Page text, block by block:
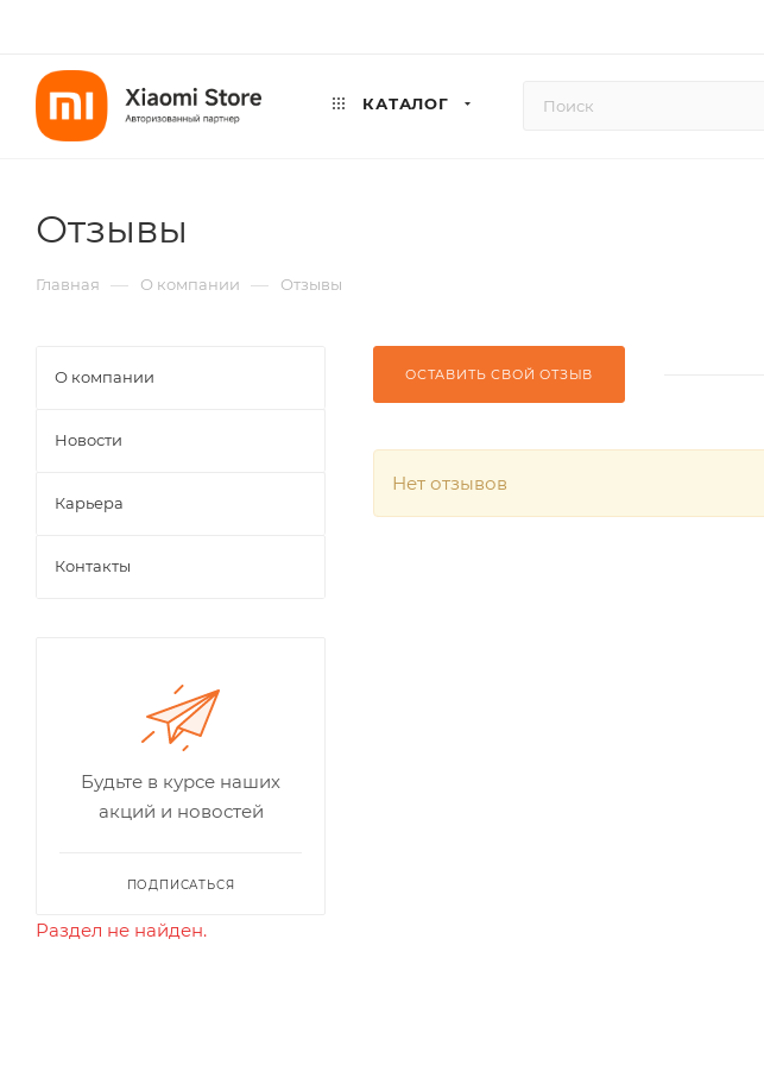
КАТАЛОГ
Отзывы
Главная — О компании — Отзывы
ОСТАВИТЬ СВОЙ ОТЗЫВ
Нет отзывов
О компании
Новости
Карьера
Контакты
Будьте в курсе наших
акций и новостей
ПОДПИСАТЬСЯ
Раздел не найден.